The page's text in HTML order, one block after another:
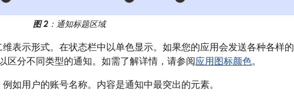
图 2：通知标题区域
表示形式。在状态栏中以单色显示。如果您的应用会发送各种各样的
区分不同类型的通知。如需了解详情，请参阅应用图标颜色。
如用户的账号名称。内容是通知中最突出的元素。